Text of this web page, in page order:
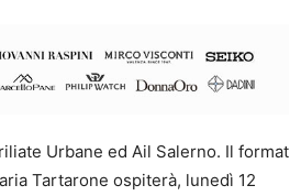
Urbane ed Ail Salerno. Il format
Tartarone ospiterà, lunedì 12